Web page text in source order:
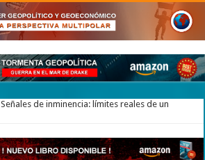
Señales de inminencia: límites reales de un